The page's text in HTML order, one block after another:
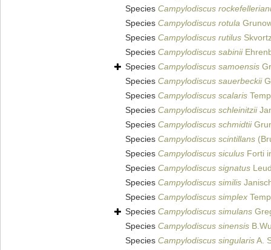
Species Campylodiscus
Species Campylodiscus rotula
Species Campylodiscus rutilus
Species Campylodiscus sabinii
Species Campylodiscus samoensis
Species Campylodiscus sauerbeckii
Species Campylodiscus scalaris
Species Campylodiscus schleinitzii
Species Campylodiscus schmidtii
Species Campylodiscus scintillans
Species Campylodiscus siculus Forti
Species Campylodiscus signatus
Species Campylodiscus similis
Species Campylodiscus simplex
Species Campylodiscus simulans
Species Campylodiscus sinensis
Species Campylodiscus singularisA.